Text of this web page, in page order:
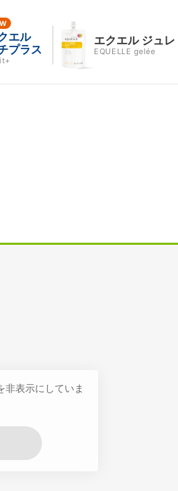
エル
プラス
エクエル ジュレ
EQUELLE gelée
非表示にしていま